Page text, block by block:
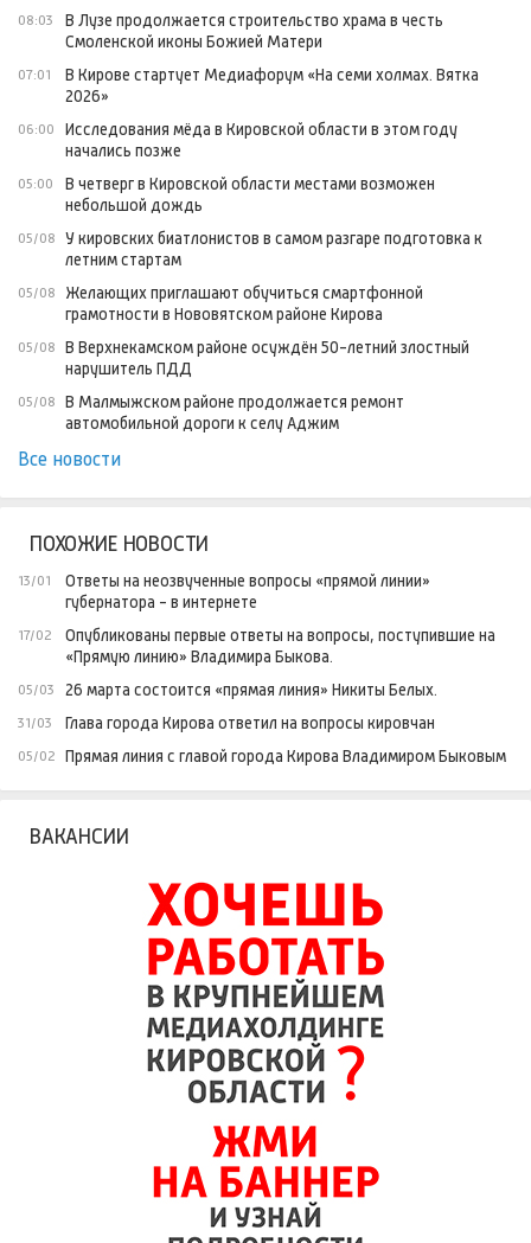
08:03
В Лузе продолжается строительство храма в честь
Смоленской иконы Божией Матери
07:01
В Кирове стартует Медиафорум «На семи холмах. Вятка
2026»
06:00
Исследования мёда в Кировской области в этом году
начались позже
05:00
В четверг в Кировской области местами возможен
небольшой дождь
05/08
У кировских биатлонистов в самом разгаре подготовка к
летним стартам
05/08
Желающих приглашают обучиться смартфонной
грамотности в Нововятском районе Кирова
05/08
В Верхнекамском районе осуждён 50-летний злостный
нарушитель ПДД
05/08
В Малмыжском районе продолжается ремонт
автомобильной дороги к селу Аджим
Все новости
ПОХОЖИЕ НОВОСТИ
13/01
Ответы на неозвученные вопросы «прямой линии»
губернатора - в интернете
17/02
Опубликованы первые ответы на вопросы, поступившие на
«Прямую линию» Владимира Быкова.
05/03 26 марта состоится «прямая линия» Никиты Белых.
31/03 Глава города Кирова ответил на вопросы кировчан
05/02 Прямая линия с главой города Кирова Владимиром Быковым
ВАКАНСИИ